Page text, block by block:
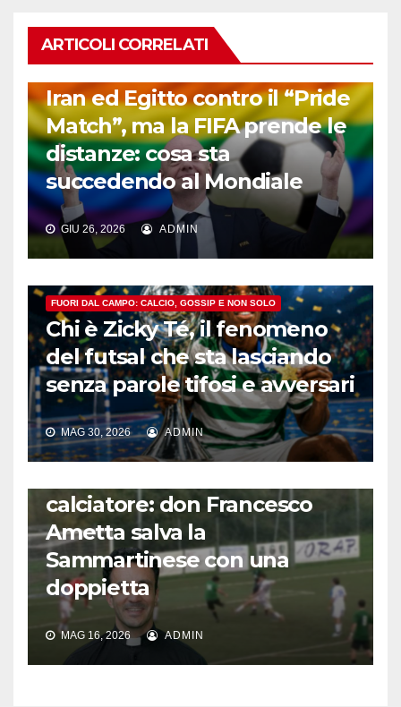
ARTICOLI CORRELATI
Iran ed Egitto contro il “Pride
Match”, ma la FIFA prende le
distanze: cosa sta
succedendo al Mondiale
GIU 26, 2026 ADMIN
FUORI DAL CAMPO: CALCIO, GOSSIP E NON SOLO
Chi è Zicky Té, il fenomeno
del futsal che sta lasciando
senza parole tifosi e avversari
MAG 30, 2026 ADMIN
FUORI DAL CAMPO: CALCIO, GOSSIP E NON SOLO
calciatore: don Francesco
Ametta salva la
Sammartinese con una
doppietta
MAG 16, 2026 ADMIN